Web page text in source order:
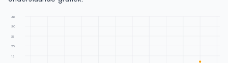
35
30
25
20
15